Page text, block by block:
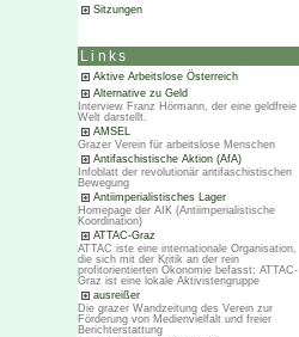
Sitzungen
Links
Aktive Arbeitslose Österreich
Alternative zu Geld
Interview Franz Hörmann, der eine geldfreie
Welt darstellt.
AMSEL
Grazer Verein für arbeitslose Menschen
Antifaschistische Aktion (AfA)
Infoblatt der revolutionär antifaschistischen
Bewegung
Antiimperialistisches Lager
Homepage der AIK (Antiimperialistische
Koordination)
ATTAC-Graz
ATTAC iste eine internationale Organisation,
die sich mit der Kritik an der rein
profitorientierten Ökonomie befasst; ATTAC-
Graz ist eine lokale Aktivistengruppe
ausreißer
Die grazer Wandzeitung des Verein zur
Förderung von Medienvielfalt und freier
Berichterstattung